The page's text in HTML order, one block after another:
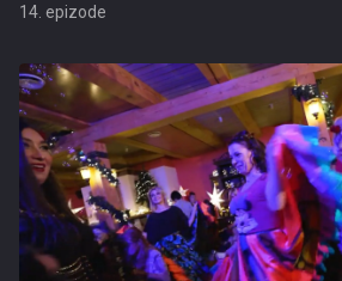
14. epizode